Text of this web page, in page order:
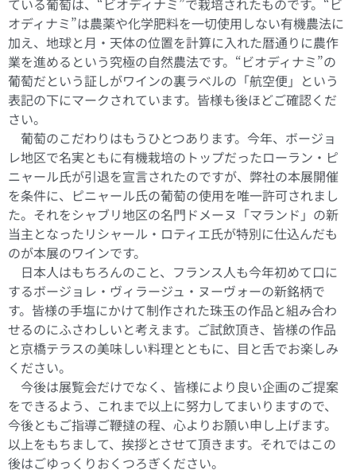
ている葡萄は、“ビオディナミ”で栽培されたものです。“ビ
オディナミ”は農薬や化学肥料を一切使用しない有機農法に
加え、地球と月・天体の位置を計算に入れた暦通りに農作
業を進めるという究極の自然農法です。“ビオディナミ”の
葡萄だという証しがワインの裏ラベルの「航空便」という
表記の下にマークされています。皆様も後ほどご確認くだ
さい。
葡萄のこだわりはもうひとつあります。今年、ボージョ
レ地区で名実ともに有機栽培のトップだったローラン・ピ
ニャール氏が引退を宣言されたのですが、弊社の本展開催
を条件に、ピニャール氏の葡萄の使用を唯一許可されまし
た。それをシャブリ地区の名門ドメーヌ「マランド」の新
当主となったリシャール・ロティエ氏が特別に仕込んだも
のが本展のワインです。
日本人はもちろんのこと、フランス人も今年初めて口に
するボージョレ・ヴィラージュ・ヌーヴォーの新銘柄で
す。皆様の手塩にかけて制作された珠玉の作品と組み合わ
せるのにふさわしいと考えます。ご試飲頂き、皆様の作品
と京橋テラスの美味しい料理とともに、目と舌でお楽しみ
ください。
今後は展覧会だけでなく、皆様により良い企画のご提案
をできるよう、これまで以上に努力してまいりますので、
今後ともご指導ご鞭撻の程、心よりお願い申し上げます。
以上をもちまして、挨拶とさせて頂きます。それではこの
後はごゆっくりおくつろぎください。